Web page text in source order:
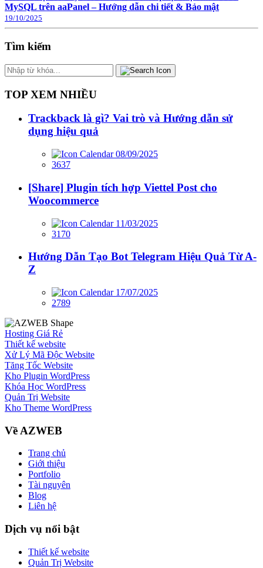
MySQL trên aaPanel – Hướng dẫn chi tiết & Bảo mật
19/10/2025
Tìm kiếm
TOP XEM NHIỀU
Trackback là gì? Vai trò và Hướng dẫn sử
dụng hiệu quả
08/09/2025
3637
[Share] Plugin tích hợp Viettel Post cho
Woocommerce
11/03/2025
3170
Hướng Dẫn Tạo Bot Telegram Hiệu Quả Từ A-
Z
17/07/2025
2789
Hosting Giá Rẻ
Thiết kế website
Xử Lý Mã Độc Website
Tăng Tốc Website
Kho Plugin WordPress
Khóa Học WordPress
Quản Trị Website
Kho Theme WordPress
Về AZWEB
Trang chủ
Giới thiệu
Portfolio
Tài nguyên
Blog
Liên hệ
Dịch vụ nổi bật
Thiết kế website
Quản Trị Website